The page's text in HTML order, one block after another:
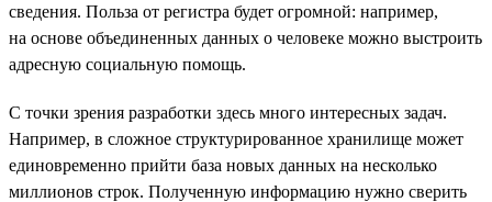
сведения. Польза от регистра будет огромной: например,
на основе объединенных данных о человеке можно выстроить
адресную социальную помощь.
С точки зрения разработки здесь много интересных задач.
Например, в сложное структурированное хранилище может
единовременно прийти база новых данных на несколько
миллионов строк. Полученную информацию нужно сверить